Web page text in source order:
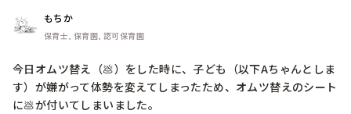
もちか
保育士, 保育園, 認可保育園
今日オムツ替え（💩）をした時に、子ども（以下Aちゃんとしま
す）が嫌がって体勢を変えてしまったため、オムツ替えのシート
に💩が付いてしまいました。